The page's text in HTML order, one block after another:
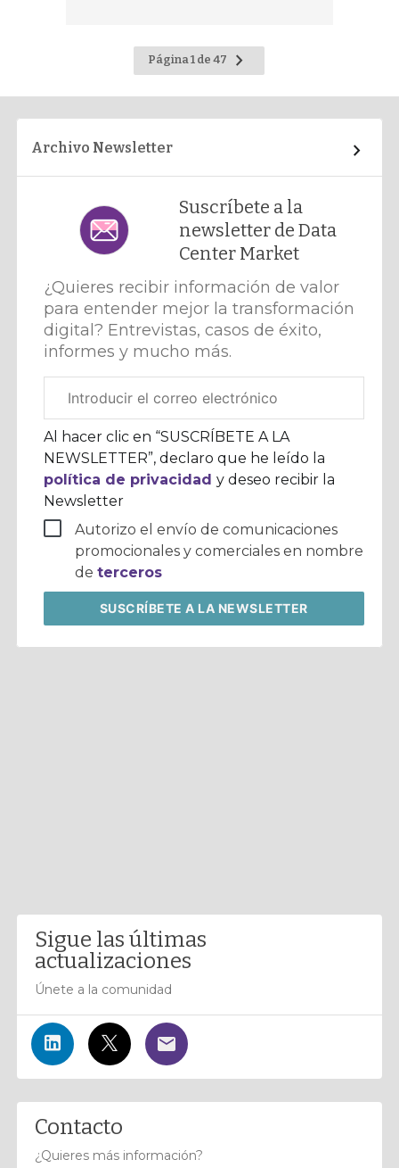
Página 1 de 47
Ir
a
Archivo Newsletter
Suscríbete a la
newsletter de Data
Center Market
¿Quieres recibir información de valor
para entender mejor la transformación
digital? Entrevistas, casos de éxito,
informes y mucho más.
electrónico
corporativo
Al hacer clic en “SUSCRÍBETE A LA
NEWSLETTER”, declaro que he leído la
política de privacidady deseo recibir la
Newsletter
Autorizo el envío de comunicaciones
promocionales y comerciales en nombre
deterceros
SUSCRÍBETEA LA NEWSLETTER
Sigue las últimas
actualizaciones
Únete a la comunidad
Contacto
¿Quieres más información?